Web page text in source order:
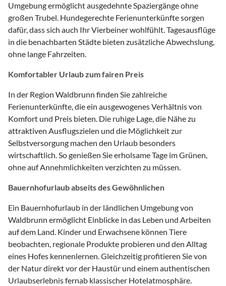
Umgebung ermöglicht ausgedehnte Spaziergänge ohne
großen Trubel. Hundegerechte Ferienunterkünfte sorgen
dafür, dass sich auch Ihr Vierbeiner wohlfühlt. Tagesausflüge
in die benachbarten Städte bieten zusätzliche Abwechslung,
ohne lange Fahrzeiten.
Komfortabler Urlaub zum fairen Preis
In der Region Waldbrunn finden Sie zahlreiche
Ferienunterkünfte, die ein ausgewogenes Verhältnis von
Komfort und Preis bieten. Die ruhige Lage, die Nähe zu
attraktiven Ausflugszielen und die Möglichkeit zur
Selbstversorgung machen den Urlaub besonders
wirtschaftlich. So genießen Sie erholsame Tage im Grünen,
ohne auf Annehmlichkeiten verzichten zu müssen.
Bauernhofurlaub abseits des Gewöhnlichen
Ein Bauernhofurlaub in der ländlichen Umgebung von
Waldbrunn ermöglicht Einblicke in das Leben und Arbeiten
auf dem Land. Kinder und Erwachsene können Tiere
beobachten, regionale Produkte probieren und den Alltag
eines Hofes kennenlernen. Gleichzeitig profitieren Sie von
der Natur direkt vor der Haustür und einem authentischen
Urlaubserlebnis fernab klassischer Hotelatmosphäre.